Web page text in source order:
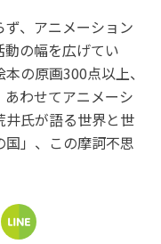
、アニメーション
の幅を広げてい
の原画300点以上、
わせてアニメーシ
井氏が語る世界と世
」、この摩訶不思